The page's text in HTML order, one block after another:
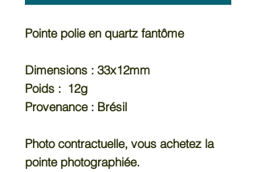
Pointe polie en quartz fantôme
Dimensions : 33x12mm
Poids : 12g
Provenance : Brésil
Photo contractuelle, vous achetez la
pointe photographiée.